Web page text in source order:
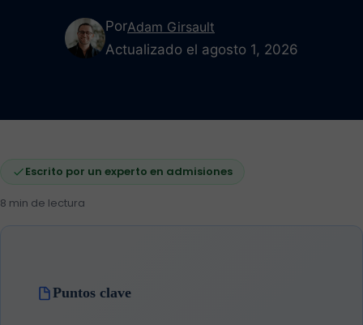
PorAdam Girsault
Actualizado el agosto 1, 2026
Escrito por un experto en admisiones
8 min de lectura
Puntos clave